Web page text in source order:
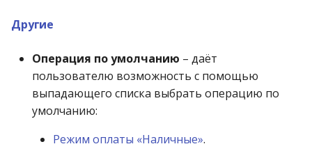
Другие
Операция по умолчанию – даёт
пользователю возможность с помощью
выпадающего списка выбрать операцию по
умолчанию:
Режим оплаты «Наличные».